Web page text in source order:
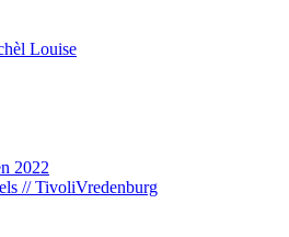
Louise
2022
// TivoliVredenburg